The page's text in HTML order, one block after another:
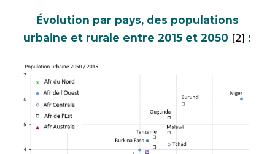
Évolution par pays, des populations
urbaine et rurale entre 2015 et 2050 [2] :